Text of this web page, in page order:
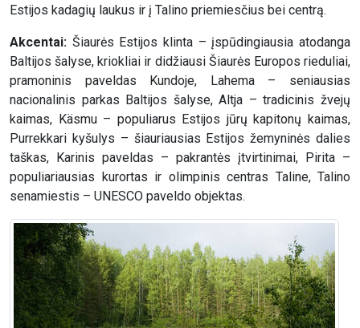
Estijos kadagių laukus ir į Talino priemiesčius bei centrą.
Akcentai: Šiaurės Estijos klinta – įspūdingiausia atodanga
Baltijos šalyse, kriokliai ir didžiausi Šiaurės Europos rieduliai,
pramoninis paveldas Kundoje, Lahema – seniausias
nacionalinis parkas Baltijos šalyse, Altja – tradicinis žvejų
kaimas, Käsmu – populiarus Estijos jūrų kapitonų kaimas,
Purrekkari kyšulys – šiauriausias Estijos žemyninės dalies
taškas, Karinis paveldas – pakrantės įtvirtinimai, Pirita –
populiariausias kurortas ir olimpinis centras Taline, Talino
senamiestis – UNESCO paveldo objektas.